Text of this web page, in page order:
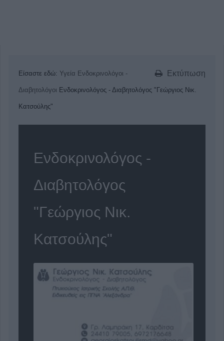
Εκτύπωση
Είσαστε εδώ: Υγεία Ενδοκρινολόγοι -
Διαβητολόγοι Ενδοκρινολόγος - Διαβητολόγος "Γεώργιος Νικ.
Κατσούλης"
Ενδοκρινολόγος -
Διαβητολόγος
"Γεώργιος Νικ.
Κατσούλης"